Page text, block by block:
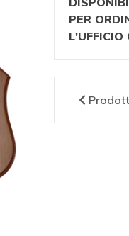
PER
L'UFFICIO